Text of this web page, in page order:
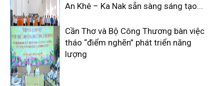
An Khê – Ka Nak sẵn sàng sáng tạo...
Cần Thơ và Bộ Công Thương bàn việc
tháo “điểm nghẽn” phát triển năng
lượng